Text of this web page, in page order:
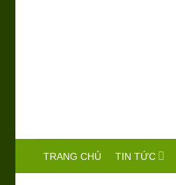
TRANG CHỦ TIN TỨC